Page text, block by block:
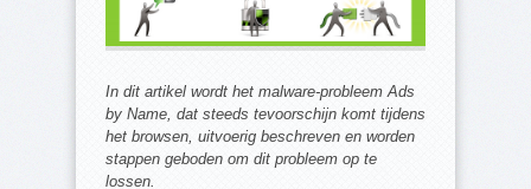
In dit artikel wordt het malware-probleem Ads
by Name, dat steeds tevoorschijn komt tijdens
het browsen, uitvoerig beschreven en worden
stappen geboden om dit probleem op te
lossen.